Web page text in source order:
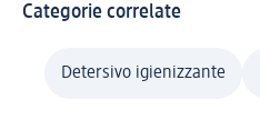
Categorie correlate
Detersivo igienizzante